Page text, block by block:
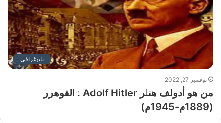
بايوغرافي
نوفمبر 27, 2022
من هو أدولف هتلر Adolf Hitler : الفوهرر
(1889م-1945م)